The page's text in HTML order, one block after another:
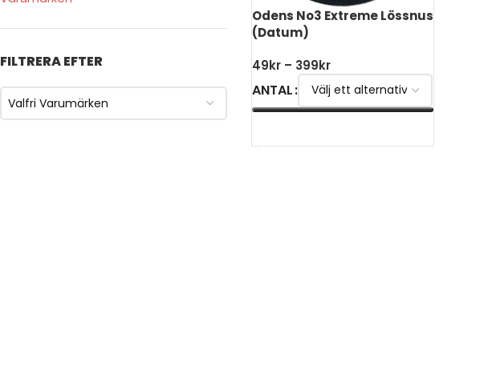
FILTRERA EFTER
Valfri Varumärken
Odens No3 Extreme Lössnus
(Datum)
49kr – 399kr
ANTAL